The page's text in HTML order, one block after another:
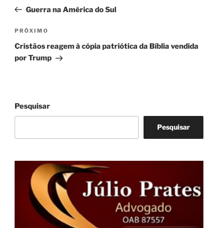
Post
anterior
Guerra na América do Sul
Próximo
post
PRÓXIMO
Cristãos reagem à cópia patriótica da Bíblia vendida
por Trump
Pesquisar
Pesquisar